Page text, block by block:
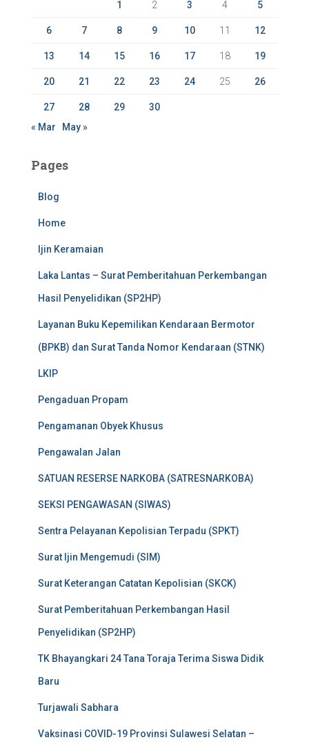
1 2 3 4 5
6 7 8 9 10 11 12
13 14 15 16 17 18 19
20 21 22 23 24 25 26
27 28 29
30
« Mar
May »
Pages
Blog
Home
Ijin Keramaian
Laka Lantas – Surat Pemberitahuan Perkembangan
Hasil Penyelidikan (SP2HP)
Layanan Buku Kepemilikan Kendaraan Bermotor
(BPKB) dan Surat Tanda Nomor Kendaraan (STNK)
LKIP
Pengaduan Propam
Pengamanan Obyek Khusus
Pengawalan Jalan
SATUAN RESERSE NARKOBA (SATRESNARKOBA)
SEKSI PENGAWASAN (SIWAS)
Sentra Pelayanan Kepolisian Terpadu (SPKT)
Surat Ijin Mengemudi (SIM)
Surat Keterangan Catatan Kepolisian (SKCK)
Surat Pemberitahuan Perkembangan Hasil
Penyelidikan (SP2HP)
TK Bhayangkari 24 Tana Toraja Terima Siswa Didik
Baru
Turjawali Sabhara
Vaksinasi COVID-19 Provinsi Sulawesi Selatan –